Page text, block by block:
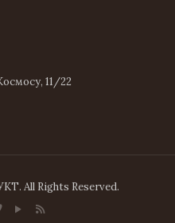
11/22
All Rights Reserved.